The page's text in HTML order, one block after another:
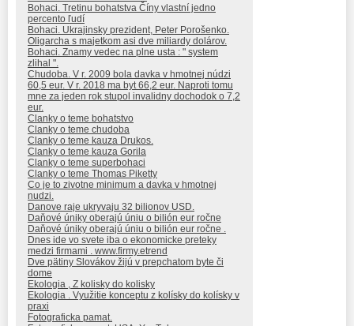
Bohaci. Tretinu bohatstva Číny vlastní jedno
percento ľudí
Bohaci. Ukrajinsky prezident, Peter Porošenko.
Oligarcha s majetkom asi dve miliardy dolárov.
Bohaci. Znamy vedec na plne usta : " system
zlihal ".
Chudoba. V r. 2009 bola davka v hmotnej núdzi
60,5 eur. V r. 2018 ma byt 66,2 eur. Naproti tomu
mne za jeden rok stupol invalidny dochodok o 7,2
eur.
Clanky o teme bohatstvo
Clanky o teme chudoba
Clanky o teme kauza Drukos.
Clanky o teme kauza Gorila
Clanky o teme superbohaci
Clanky o teme Thomas Piketty
Co je to zivotne minimum a davka v hmotnej
nudzi.
Danove raje ukryvaju 32 bilionov USD.
Daňové úniky oberajú úniu o bilión eur ročne
Daňové úniky oberajú úniu o bilión eur ročne .
Dnes ide vo svete iba o ekonomicke preteky
medzi firmami . www.firmy.etrend
Dve pätiny Slovákov žijú v prepchatom byte či
dome
Ekologia , Z kolisky do kolisky
Ekologia . Využitie konceptu z kolísky do kolísky v
praxi
Fotograficka pamat.